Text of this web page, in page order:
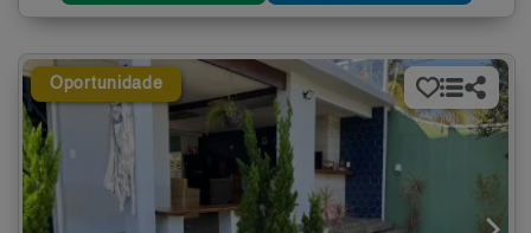
Oportunidade